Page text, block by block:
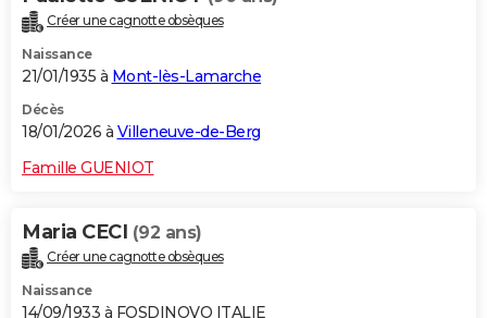
Créer une cagnotte obsèques
Naissance
21/01/1935 à Mont-lès-Lamarche
Décès
18/01/2026 à Villeneuve-de-Berg
Famille GUENIOT
Maria CECI (92 ans)
Créer une cagnotte obsèques
Naissance
14/09/1933 à FOSDINOVO ITALIE